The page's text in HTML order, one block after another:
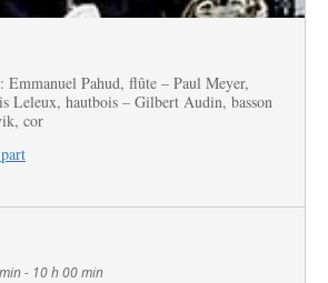
Emmanuel Pahud, flûte – Paul Meyer,
Leleux, hautbois – Gilbert Audin, basson
cor
- 10 h 00 min